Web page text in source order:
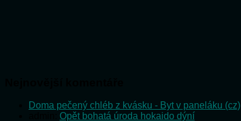
Doma pečený chléb z kvásku - Byt v paneláku (cz)
Opět bohatá úroda hokaido dýní